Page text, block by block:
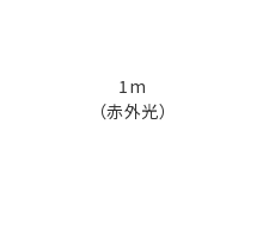
1m
（赤外光）